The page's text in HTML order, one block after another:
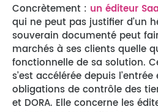
Concrètement : un éditeur
qui ne peut pas justifier d’un
souverain documenté peut
marchés à ses clients quelle
fonctionnelle de sa solution.
s’est accélérée depuis
obligations de contrôle des
et DORA. Elle concerne les